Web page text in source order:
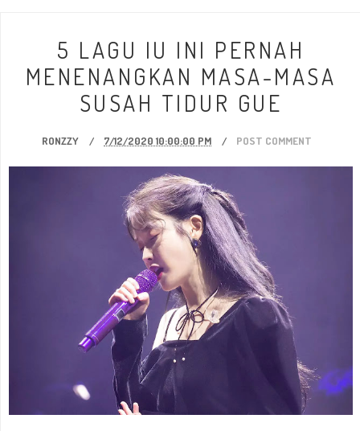
5 LAGU IU INI PERNAH
MENENANGKAN MASA-MASA
SUSAH TIDUR GUE
RONZZY 7/12/2020 10:00:00 PM POST COMMENT